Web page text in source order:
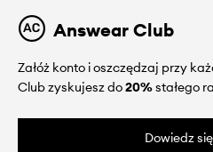
Answear Club
Załóż konto i oszczędzaj przy
Club zyskujesz do20%stałego
Dowiedz